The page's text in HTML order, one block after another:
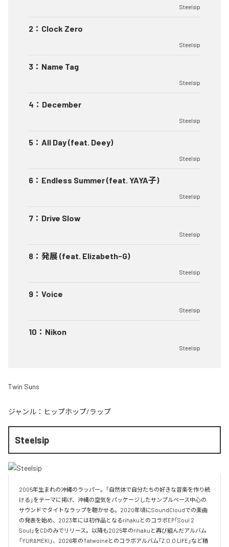
Steelsip
2 ： Clock Zero
Steelsip
3 ： Name Tag
Steelsip
4 ： December
Steelsip
5 ： All Day (feat. Deey)
Steelsip
6 ： Endless Summer (feat. YAYA子)
Steelsip
7 ： Drive Slow
Steelsip
8 ： 発展 (feat. Elizabeth-G)
Steelsip
9 ： Voice
Steelsip
10 ： Nikon
Steelsip
Twin Suns
ジャンル： ヒップホップ/ラップ
Steelsip
2005年生まれの沖縄のラッパー。「自然体で自分たちの好きな音楽を作り続
ける」をテーマに掲げ、沖縄の空気をパッケージしたサンプルベース中心の
サウンドでタイトなラップを聴かせる。2020年頃にSoundCloudでの楽曲
の発表を始め、2023年には初作品となるrihakuとのコラボEP「Soul 2
Soul」をCDのみでリリース。以降も2025年のrihakuと再び組んだアルバム
「YURAMEKI」、2026年のTatwoineとのコラボアルバム「Z.O.O LIFE」など精